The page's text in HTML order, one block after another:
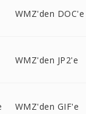
WMZ'den DOC'e
WMZ'den JP2'e
WMZ'den GIF'e